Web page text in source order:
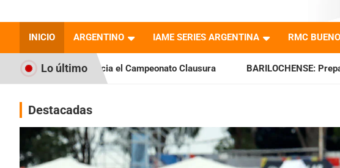
Revista Electrónica del
Karting en Argentina
INICIO ARGENTINO IAME SERIES ARGENTINA RMC
Lo último
el Campeonato Clausura BARILOCHENSE: Preparan una jornada a puro
Destacadas